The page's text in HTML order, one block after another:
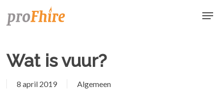
Wat is vuur?
8 april 2019 Algemeen